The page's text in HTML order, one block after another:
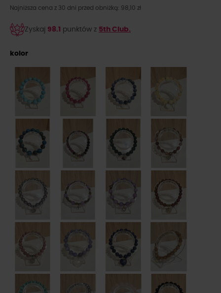
Najniższa cena z 30 dni przed obniżką: 98,10 zł
Zyskaj 98.1 punktów z 5th Club.
kolor